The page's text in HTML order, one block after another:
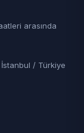
arasında
/ Türkiye